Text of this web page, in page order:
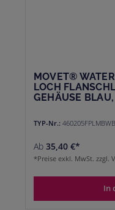
MOVET®
LOCH
GEHÄUSE
TYP-Nr.: 460205FPLMBWB
Ab 35,40 €*
*Preise exkl. MwSt. zzgl.
In